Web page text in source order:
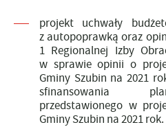
projekt uchwały
z autopoprawką oraz
1 Regionalnej Izby
w sprawie opinii o
Gminy Szubin na 2021
sfinansowania
przedstawionego w
Gminy Szubin na 2021 rok.